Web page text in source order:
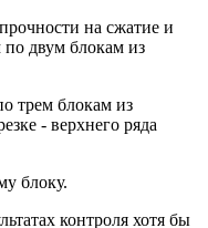
на сжатие и
двум блокам из
трем блокам из
- верхнего ряда
блоку.
контроля хотя бы